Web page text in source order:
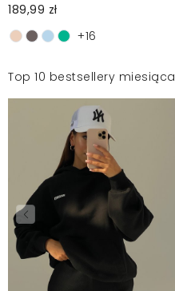
189,99 zł
+16
Top 10 bestsellery miesiąca